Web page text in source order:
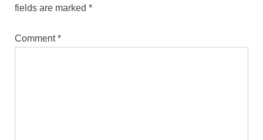
fields are marked *
Comment*